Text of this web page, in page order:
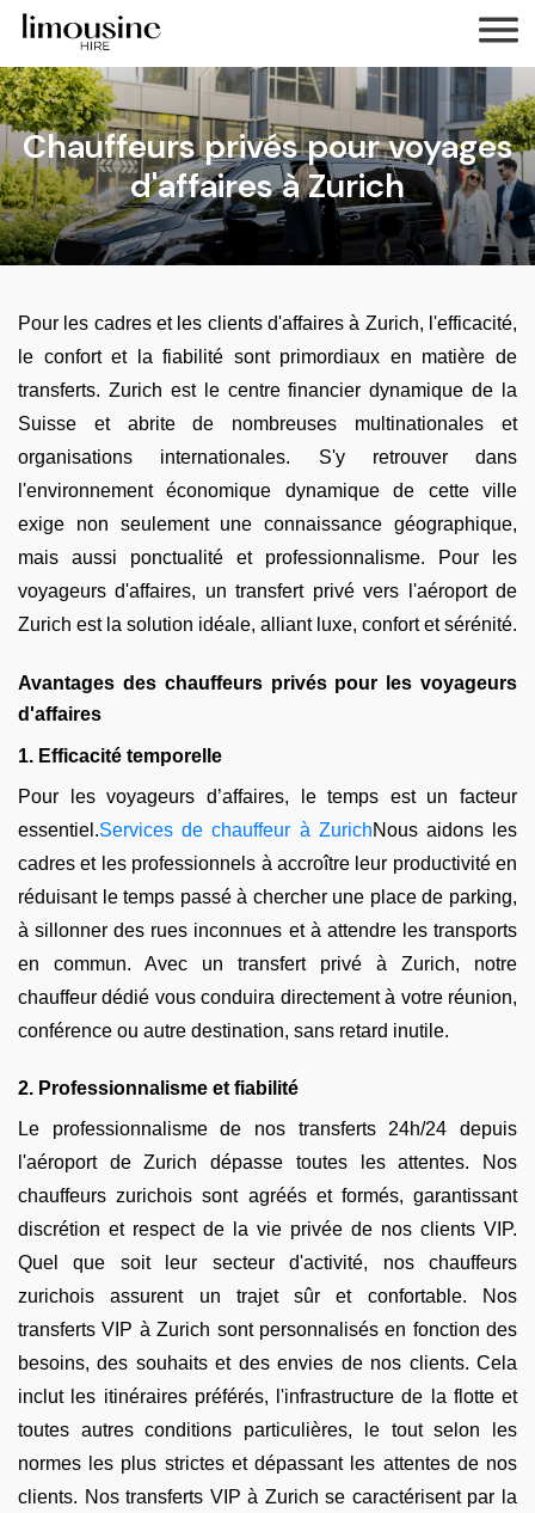
Chauffeurs privés pour voyages
d'affaires à Zurich
Pour les cadres et les clients d'affaires à Zurich, l'efficacité,
le confort et la fiabilité sont primordiaux en matière de
transferts. Zurich est le centre financier dynamique de la
Suisse et abrite de nombreuses multinationales et
organisations internationales. S'y retrouver dans
l'environnement économique dynamique de cette ville
exige non seulement une connaissance géographique,
mais aussi ponctualité et professionnalisme. Pour les
voyageurs d'affaires, un transfert privé vers l'aéroport de
Zurich est la solution idéale, alliant luxe, confort et sérénité.
Avantages des chauffeurs privés pour les voyageurs
d'affaires
1. Efficacité temporelle
Pour les voyageurs d’affaires, le temps est un facteur
essentiel.Services de chauffeur à ZurichNous aidons les
cadres et les professionnels à accroître leur productivité en
réduisant le temps passé à chercher une place de parking,
à sillonner des rues inconnues et à attendre les transports
en commun. Avec un transfert privé à Zurich, notre
chauffeur dédié vous conduira directement à votre réunion,
conférence ou autre destination, sans retard inutile.
2. Professionnalisme et fiabilité
Le professionnalisme de nos transferts 24h/24 depuis
l'aéroport de Zurich dépasse toutes les attentes. Nos
chauffeurs zurichois sont agréés et formés, garantissant
discrétion et respect de la vie privée de nos clients VIP.
Quel que soit leur secteur d'activité, nos chauffeurs
zurichois assurent un trajet sûr et confortable. Nos
transferts VIP à Zurich sont personnalisés en fonction des
besoins, des souhaits et des envies de nos clients. Cela
inclut les itinéraires préférés, l'infrastructure de la flotte et
toutes autres conditions particulières, le tout selon les
normes les plus strictes et dépassant les attentes de nos
clients. Nos transferts VIP à Zurich se caractérisent par la